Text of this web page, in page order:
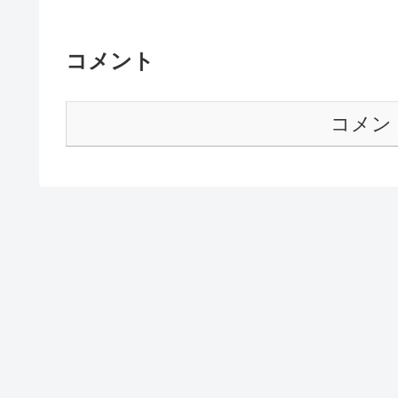
コメント
コメン